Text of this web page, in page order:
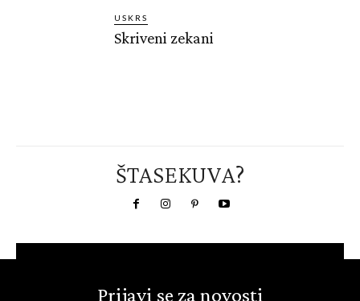
USKRS
Skriveni zekani
ŠTASEKUVA?
Prijavi se za novosti